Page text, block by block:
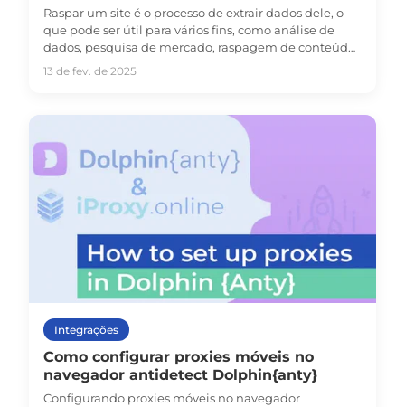
Raspar um site é o processo de extrair dados dele, o
que pode ser útil para vários fins, como análise de
dados, pesquisa de mercado, raspagem de conteúdo,
comparação de preços e muitos mais.
13 de fev. de 2025
Integrações
Como configurar proxies móveis no
navegador antidetect Dolphin{anty}
Configurando proxies móveis no navegador